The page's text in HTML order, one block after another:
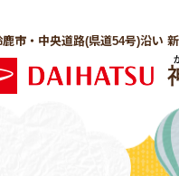
市・中央道路(県道54号)沿い